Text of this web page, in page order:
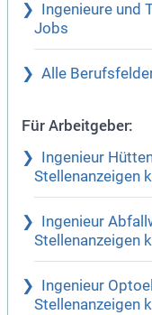
Ingenieure und
Jobs
Alle
Für Arbeitgeber:
Ingenieur
Stellenanzeigen
Ingenieur
Stellenanzeigen
Ingenieur
Stellenanzeigen